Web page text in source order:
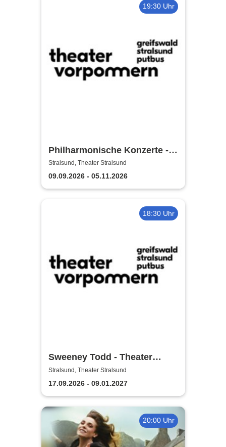
19:30 Uhr
Philharmonische Konzerte -
Theater Vorpommern
Stralsund, Theater Stralsund
09.09.2026 - 05.11.2026
18:30 Uhr
Sweeney Todd - Theater
Vorpommern
Stralsund, Theater Stralsund
17.09.2026 - 09.01.2027
20:00 Uhr